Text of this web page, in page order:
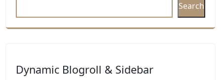
Search
Dynamic Blogroll & Sidebar